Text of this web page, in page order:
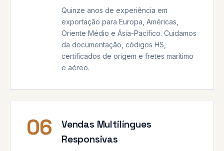
Quinze anos de experiência em
exportação para Europa, Américas,
Oriente Médio e Ásia-Pacífico. Cuidamos
da documentação, códigos HS,
certificados de origem e fretes marítimo
e aéreo.
06
Vendas Multilíngues
Responsivas